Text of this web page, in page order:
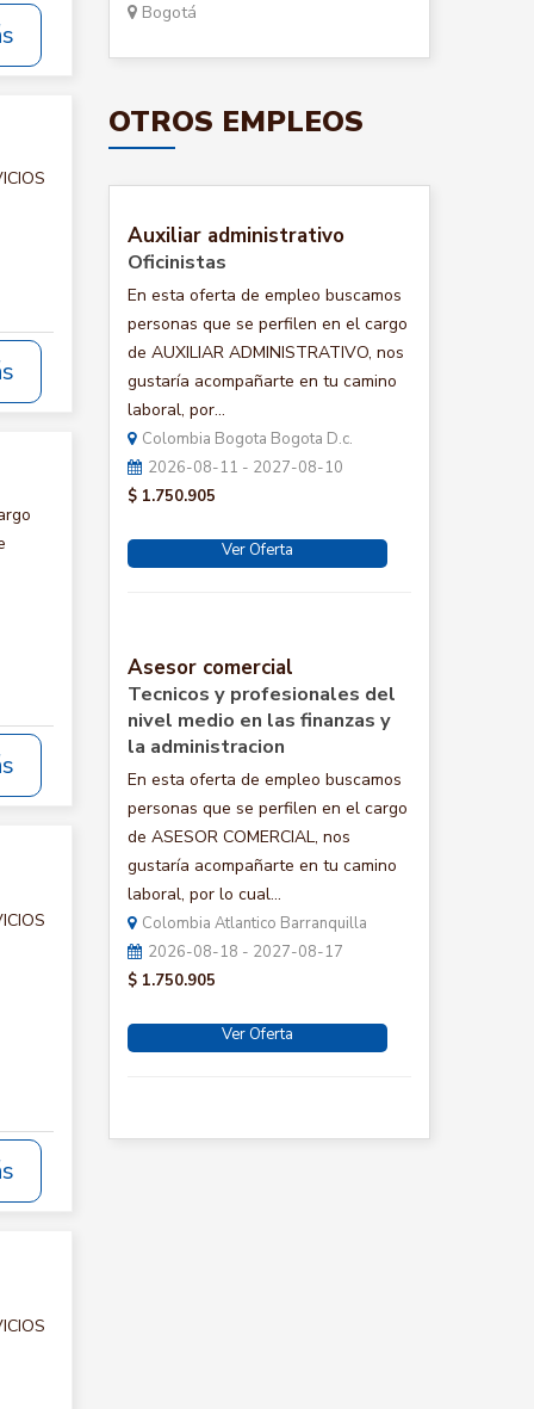
Bogotá
OTROS EMPLEOS
Auxiliar administrativo
Oficinistas
En esta oferta de empleo buscamos
personas que se perfilen en el cargo
de AUXILIAR ADMINISTRATIVO, nos
gustaría acompañarte en tu camino
laboral, por...
Colombia Bogota Bogota D.c.
2026-08-11 - 2027-08-10
$ 1.750.905
Ver Oferta
Asesor comercial
Tecnicos y profesionales del
nivel medio en las finanzas y
la administracion
En esta oferta de empleo buscamos
personas que se perfilen en el cargo
de ASESOR COMERCIAL, nos
gustaría acompañarte en tu camino
laboral, por lo cual...
Colombia Atlantico Barranquilla
2026-08-18 - 2027-08-17
$ 1.750.905
Ver Oferta